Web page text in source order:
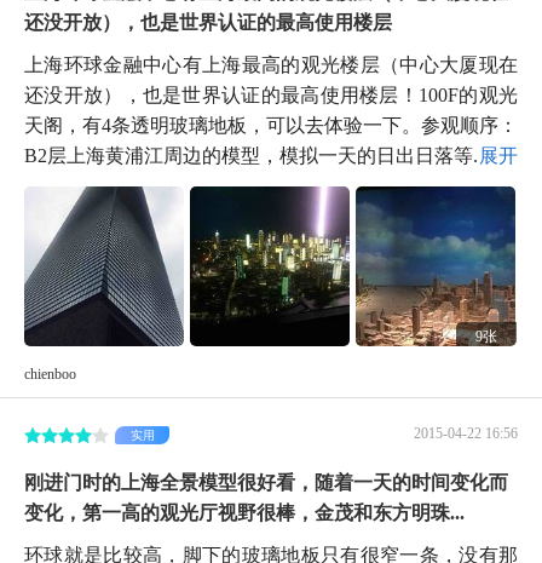
还没开放），也是世界认证的最高使用楼层
上海环球金融中心有上海最高的观光楼层（中心大厦现在
还没开放），也是世界认证的最高使用楼层！100F的观光
天阁，有4条透明玻璃地板，可以去体验一下。参观顺序：
B2层上海黄浦江周边的模型，模拟一天的日出日落等...展开
9张
chienboo
2015-04-22 16:56
实用
刚进门时的上海全景模型很好看，随着一天的时间变化而
变化，第一高的观光厅视野很棒，金茂和东方明珠...
环球就是比较高，脚下的玻璃地板只有很窄一条，没有那